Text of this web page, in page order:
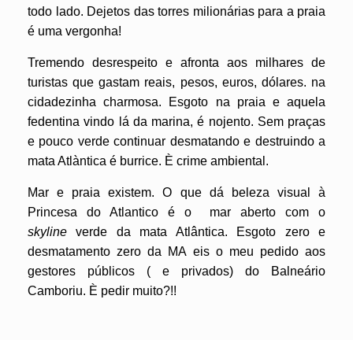
todo lado. Dejetos das torres milionárias para a praia
é uma vergonha!
Tremendo desrespeito e afronta aos milhares de
turistas que gastam reais, pesos, euros, dólares. na
cidadezinha charmosa. Esgoto na praia e aquela
fedentina vindo lá da marina, é nojento. Sem praças
e pouco verde continuar desmatando e destruindo a
mata Atlàntica é burrice. È crime ambiental.
Mar e praia existem. O que dá beleza visual à
Princesa do Atlantico é o mar aberto com o
skyline verde da mata Atlântica. Esgoto zero e
desmatamento zero da MA eis o meu pedido aos
gestores públicos ( e privados) do Balneário
Camboriu. È pedir muito?!!